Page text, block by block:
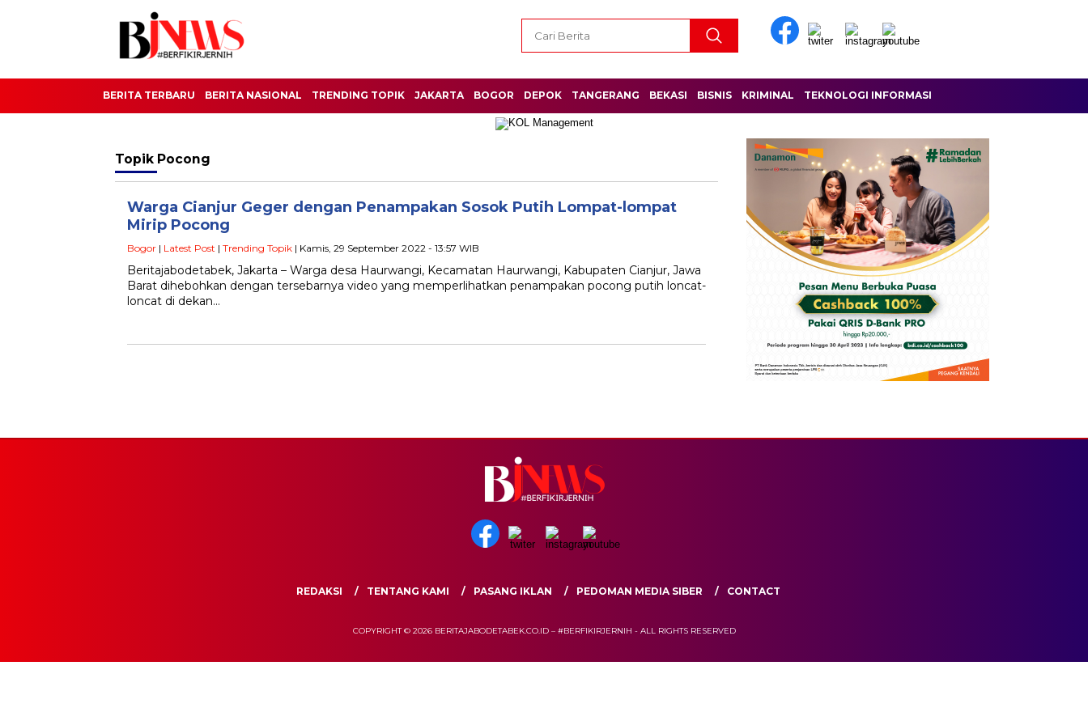
BERITA TERBARU BERITA NASIONAL TRENDING TOPIK JAKARTA BOGOR DEPOK TANGERANG BEKASI BISNIS KRIMINAL TEKNOLOGI INFORMASI
Topik Pocong
Warga Cianjur Geger dengan Penampakan Sosok Putih Lompat-lompat
Mirip Pocong
Bogor | Latest Post | Trending Topik | Kamis, 29 September 2022 - 13:57 WIB
Beritajabodetabek, Jakarta – Warga desa Haurwangi, Kecamatan Haurwangi, Kabupaten Cianjur, Jawa
Barat dihebohkan dengan tersebarnya video yang memperlihatkan penampakan pocong putih loncat-
loncat di dekan…
REDAKSI TENTANG KAMI PASANG IKLAN PEDOMAN MEDIA SIBER CONTACT
COPYRIGHT © 2026 BERITAJABODETABEK.CO.ID – #BERFIKIRJERNIH - ALL RIGHTS RESERVED